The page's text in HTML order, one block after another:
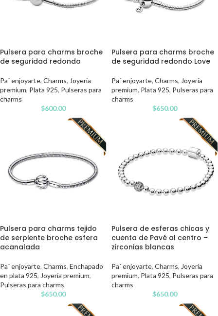
Pulsera para charms broche
de seguridad redondo
Pa´ enjoyarte, Charms, Joyería
premium, Plata 925, Pulseras para
charms
$600.00
Pulsera para charms broche
de seguridad redondo Love
Pa´ enjoyarte, Charms, Joyería
premium, Plata 925, Pulseras para
charms
$650.00
Pulsera para charms tejido
de serpiente broche esfera
acanalada
Pa´ enjoyarte, Charms, Enchapado
en plata 925, Joyería premium,
Pulseras para charms
$650.00
Pulsera de esferas chicas y
cuenta de Pavé al centro –
zirconias blancas
Pa´ enjoyarte, Charms, Joyería
premium, Plata 925, Pulseras para
charms
$650.00